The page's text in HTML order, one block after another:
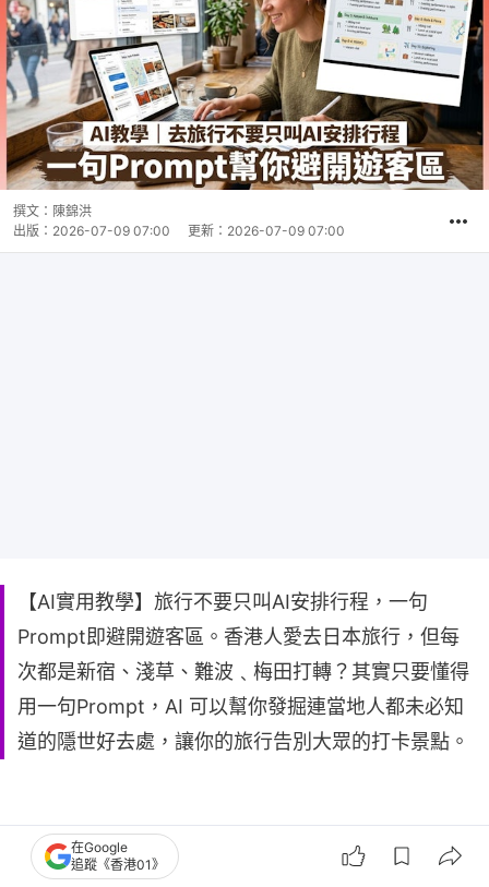
撰文： 陳錦洪
出版： 2026-07-09 07:00 更新： 2026-07-09 07:00
【AI實用教學】旅行不要只叫AI安排行程，一句
Prompt即避開遊客區。香港人愛去日本旅行，但每
次都是新宿、淺草、難波﹑梅田打轉？其實只要懂得
用一句Prompt，AI 可以幫你發掘連當地人都未必知
道的隱世好去處，讓你的旅行告別大眾的打卡景點。
在Google
追蹤《香港01》